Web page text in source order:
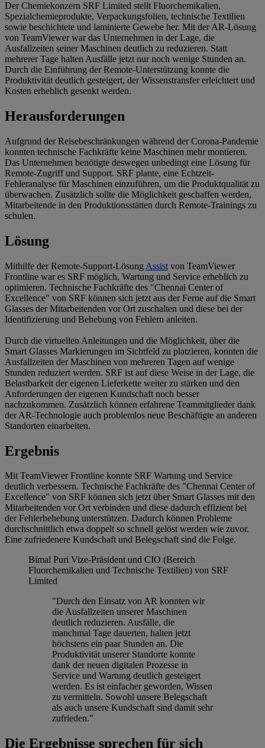
Der Chemiekonzern SRF Limited stellt Fluorchemikalien,
Spezialchemieprodukte, Verpackungsfolien, technische Textilien
sowie beschichtete und laminierte Gewebe her. Mit der AR-Lösung
von TeamViewer war das Unternehmen in der Lage, die
Ausfallzeiten seiner Maschinen deutlich zu reduzieren. Statt
mehrerer Tage halten Ausfälle jetzt nur noch wenige Stunden an.
Durch die Einführung der Remote-Unterstützung konnte die
Produktivität deutlich gesteigert, der Wissenstransfer erleichtert und
Kosten erheblich gesenkt werden.
Herausforderungen
Aufgrund der Reisebeschränkungen während der Corona-Pandemie
konnten technische Fachkräfte keine Maschinen mehr montieren.
Das Unternehmen benötigte deswegen unbedingt eine Lösung für
Remote-Zugriff und Support. SRF plante, eine Echtzeit-
Fehleranalyse für Maschinen einzuführen, um die Produktqualität zu
überwachen. Zusätzlich sollte die Möglichkeit geschaffen werden,
Mitarbeitende in den Produktionsstätten durch Remote-Trainings zu
schulen.
Lösung
Mithilfe der Remote-Support-Lösung Assist von TeamViewer
Frontline war es SRF möglich, Wartung und Service erheblich zu
optimieren. Technische Fachkräfte des "Chennai Center of
Excellence" von SRF können sich jetzt aus der Ferne auf die Smart
Glasses der Mitarbeitenden vor Ort zuschalten und diese bei der
Identifizierung und Behebung von Fehlern anleiten.
Durch die virtuellen Anleitungen und die Möglichkeit, über die
Smart Glasses Markierungen im Sichtfeld zu platzieren, konnten die
Ausfallzeiten der Maschinen von mehreren Tagen auf wenige
Stunden reduziert werden. SRF ist auf diese Weise in der Lage, die
Belastbarkeit der eigenen Lieferkette weiter zu stärken und den
Anforderungen der eigenen Kundschaft noch besser
nachzukommen. Zusätzlich können erfahrene Teammitglieder dank
der AR-Technologie auch problemlos neue Beschäftigte an anderen
Standorten einarbeiten.
Ergebnis
Mit TeamViewer Frontline konnte SRF Wartung und Service
deutlich verbessern. Technische Fachkräfte des "Chennai Center of
Excellence" von SRF können sich jetzt über Smart Glasses mit den
Mitarbeitenden vor Ort verbinden und diese dadurch effizient bei
der Fehlerbehebung unterstützen. Dadurch können Probleme
durchschnittlich etwa doppelt so schnell gelöst werden wie zuvor.
Eine zufriedenere Kundschaft und Belegschaft sind die Folge.
Bimal Puri Vize-Präsident und CIO (Bereich
Fluorchemikalien und Technische Textilien) von SRF
Limited
"Durch den Einsatz von AR konnten wir
die Ausfallzeiten unserer Maschinen
deutlich reduzieren. Ausfälle, die
manchmal Tage dauerten, halten jetzt
höchstens ein paar Stunden an. Die
Produktivität unserer Standorte konnte
dank der neuen digitalen Prozesse in
Service und Wartung deutlich gesteigert
werden. Es ist einfacher geworden, Wissen
zu vermitteln. Sowohl unsere Belegschaft
als auch unsere Kundschaft sind damit sehr
zufrieden."
Die Ergebnisse sprechen für sich